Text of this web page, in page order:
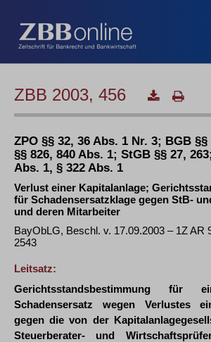
ZBB 2003, 456
ZPO §§ 32, 36 Abs. 1 Nr. 3; BGB §§
§§ 826, 840 Abs. 1; StGB §§ 27,
Abs. 1, § 322 Abs. 1
Verlust einer Kapitalanlage;
für Schadensersatzklage gegen StB-
und deren Mitarbeiter
BayObLG, Beschl. v. 17.09.2003 – 1Z AR
2543
Leitsatz:
Gerichtsstandsbestimmung für
Schadensersatz wegen Verlustes
gegen die von der
Steuerberater- und